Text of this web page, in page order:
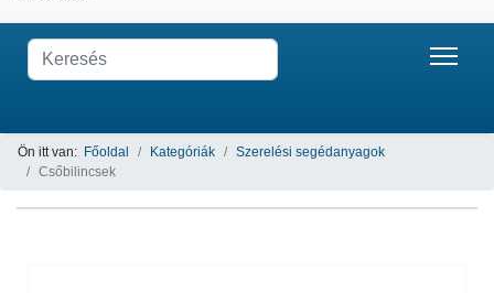
Ön itt van: Főoldal Kategóriák
Szerelési segédanyagok
Csőbilincsek